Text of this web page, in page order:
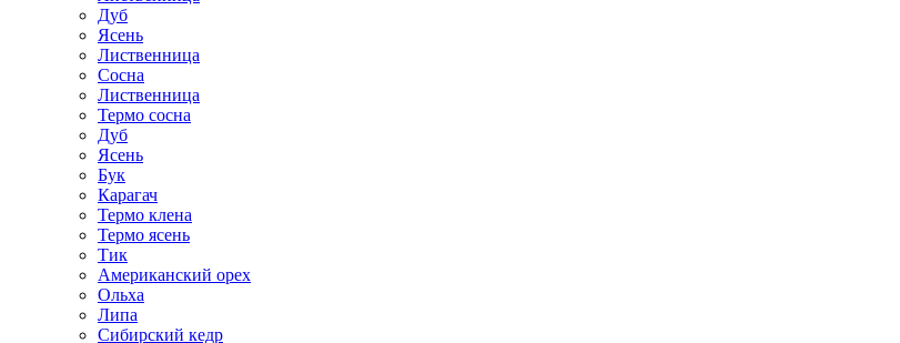
Дуб
Ясень
Лиственница
Сосна
Лиственница
Термо сосна
Дуб
Ясень
Бук
Карагач
Термо клена
Термо ясень
Тик
Американский орех
Ольха
Липа
Сибирский кедр